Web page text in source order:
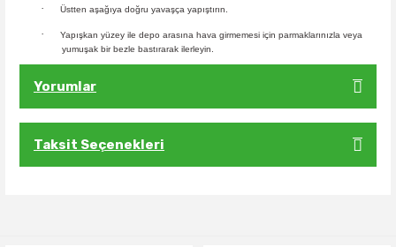
· Üstten aşağıya doğru yavaşça yapıştırın.
·
Yapışkan yüzey ile depo arasına hava girmemesi için parmaklarınızla veya
yumuşak bir bezle bastırarak ilerleyin.
Yorumlar
Taksit Seçenekleri